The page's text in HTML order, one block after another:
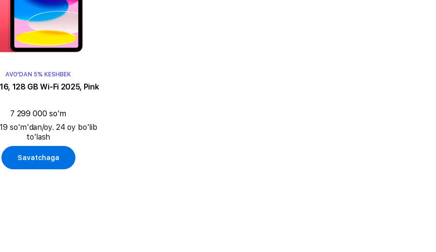
AVO'DAN 5% KESHBEK
128 GB Wi-Fi 2025, Pink
7 299 000 so'm
so'm'dan/oy. 24 oy bo'lib
to'lash
Savatchaga